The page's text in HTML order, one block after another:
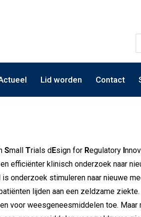
Lid worden Contact
Small Trials dEsign for Regulatory I
efficiënter klinisch onderzoek naar
onderzoek stimuleren naar nieuwe
lijden aan een zeldzame
voor weesgeneesmiddelen toe.